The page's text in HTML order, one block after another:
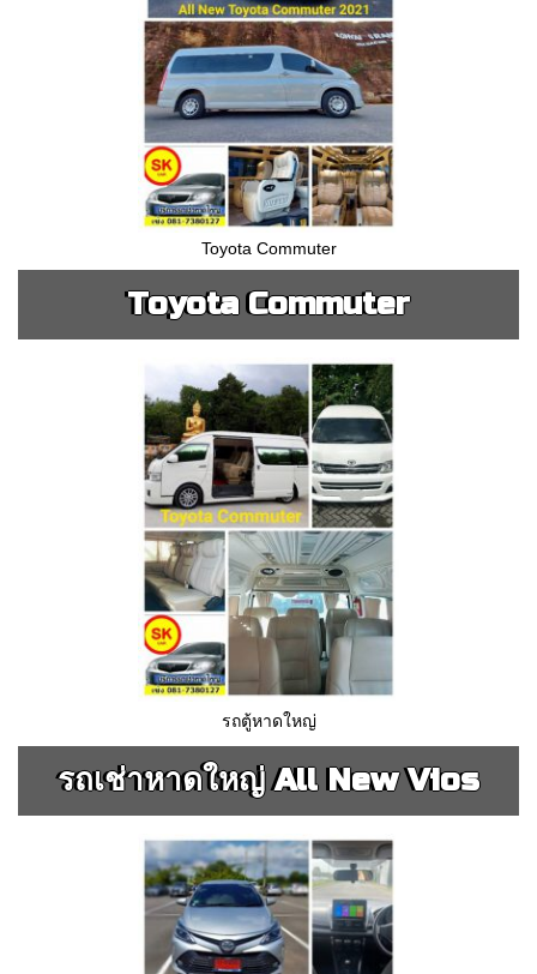
Toyota Commuter
Toyota Commuter
รถตู้หาดใหญ่
รถเช่าหาดใหญ่ All New Vios